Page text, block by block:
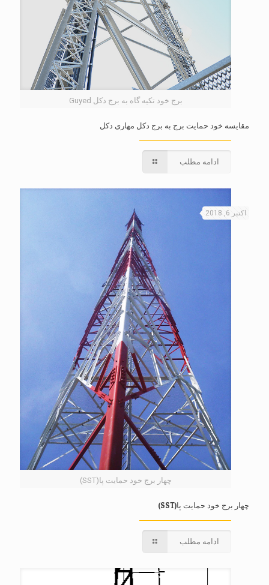
برج خود تکیه گاه به برج دکل Guyed
مقایسه خود حمایت برج به برج دکل مهاری دکل
ادامه مطلب
چهار برج خود حمایت پا(SST)
اکتبر 6, 2018
چهار برج خود حمایت پا(SST)
ادامه مطلب